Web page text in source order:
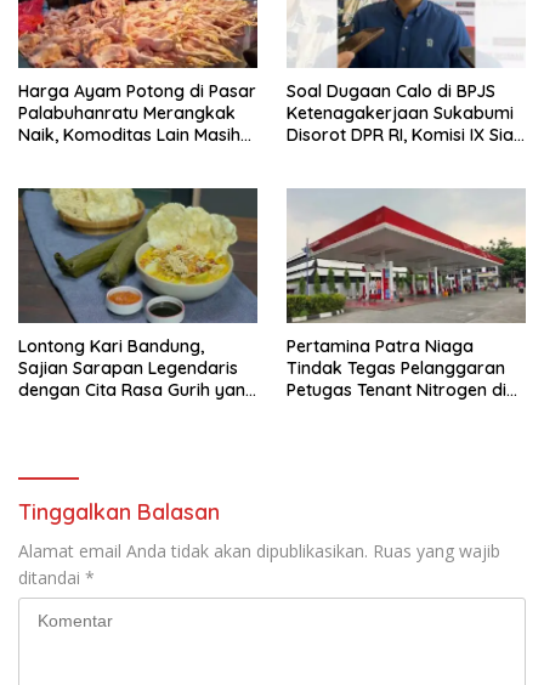
Harga Ayam Potong di Pasar
Palabuhanratu Merangkak
Naik, Komoditas Lain Masih
Soal Dugaan Calo di BPJS
Ketenagakerjaan Sukabumi
Disorot DPR RI, Komisi IX Siap
Lontong Kari Bandung,
Sajian Sarapan Legendaris
dengan Cita Rasa Gurih yang
Pertamina Patra Niaga
Tindak Tegas Pelanggaran
Petugas Tenant Nitrogen di
Tinggalkan Balasan
Alamat email Anda tidak akan dipublikasikan. Ruas yang wajib
ditandai *